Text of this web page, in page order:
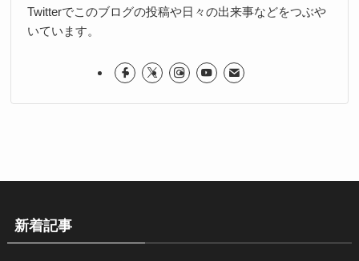
Twitterでこのブログの投稿や日々の出来事などをつぶや
いています。
新着記事